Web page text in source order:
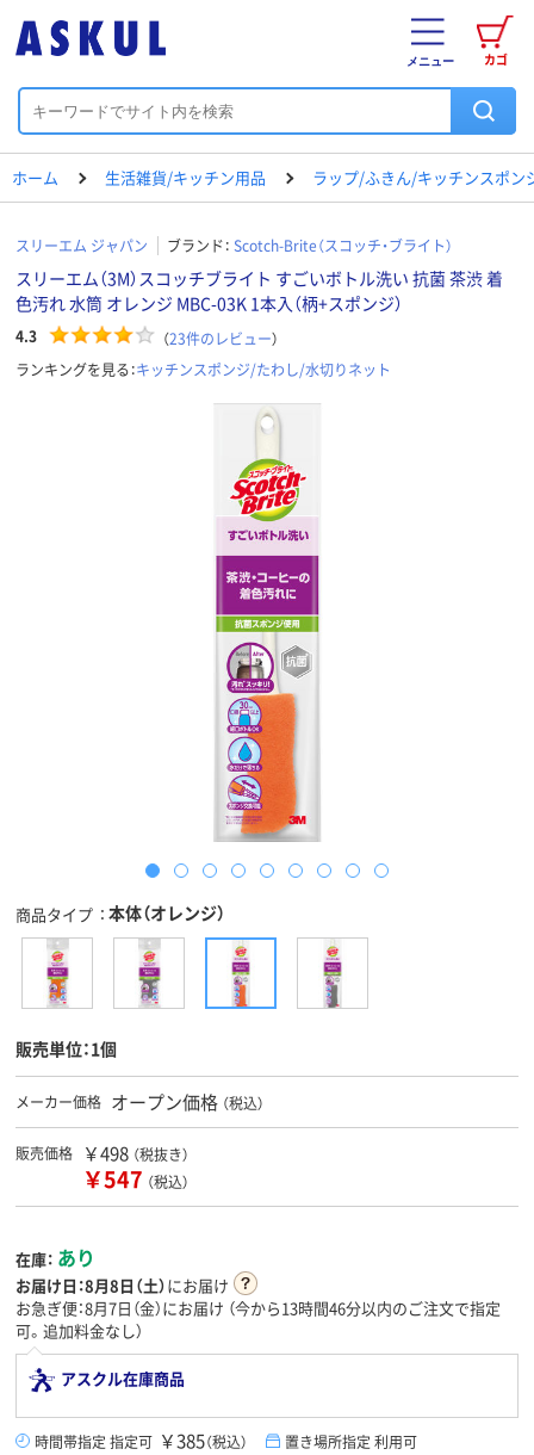
カゴ
メニュー
ホーム 生活雑貨/キッチン用品 ラップ/ふきん/キッチンスポン
スリーエム ジャパン ブランド： Scotch-Brite（スコッチ・ブライト）
スリーエム（3M）スコッチブライト すごいボトル洗い 抗菌 茶渋 着
色汚れ 水筒 オレンジ MBC-03K 1本入（柄+スポンジ）
4.3 （23件のレビュー）
ランキングを見る：キッチンスポンジ/たわし/水切りネット
商品タイプ 本体（オレンジ）
販売単位：1個
メーカー価格 オープン価格 （税込）
販売価格 ￥498 （税抜き）
￥547 （税込）
在庫： あり
お届け日：8月8日（土）にお届け
お急ぎ便：8月7日（金）にお届け （今から13時間46分以内のご注文で指定
可。追加料金なし）
アスクル在庫商品
時間帯指定 指定可 ￥385（税込） 置き場所指定 利用可